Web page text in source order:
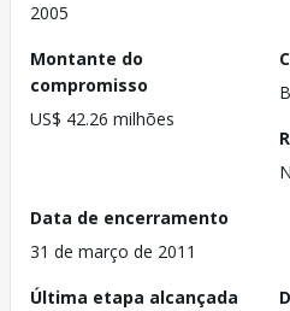
2005
Montante do
compromisso
US$ 42.26 milhões
B
Data de encerramento
31 de março de 2011
Última etapa alcançada